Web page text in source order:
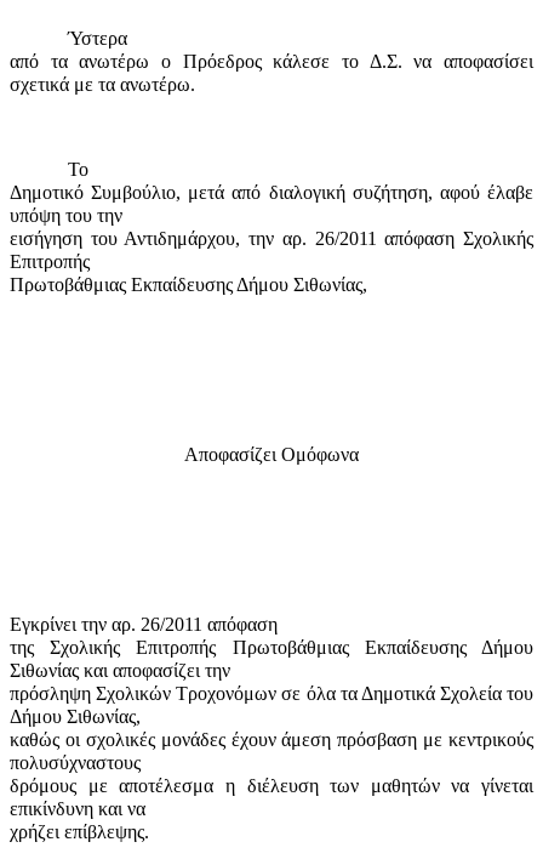
Ύστερα
από τα ανωτέρω ο Πρόεδρος κάλεσε το Δ.Σ. να αποφασίσει
σχετικά με τα ανωτέρω.
Το
Δημοτικό Συμβούλιο, μετά από διαλογική συζήτηση, αφού έλαβε
υπόψη του την
εισήγηση του Αντιδημάρχου, την αρ. 26/2011 απόφαση Σχολικής
Επιτροπής
Πρωτοβάθμιας Εκπαίδευσης Δήμου Σιθωνίας,
Αποφασίζει Ομόφωνα
Εγκρίνει την αρ. 26/2011 απόφαση
της Σχολικής Επιτροπής Πρωτοβάθμιας Εκπαίδευσης Δήμου
Σιθωνίας και αποφασίζει την
πρόσληψη Σχολικών Τροχονόμων σε όλα τα Δημοτικά Σχολεία του
Δήμου Σιθωνίας,
καθώς οι σχολικές μονάδες έχουν άμεση πρόσβαση με κεντρικούς
πολυσύχναστους
δρόμους με αποτέλεσμα η διέλευση των μαθητών να γίνεται
επικίνδυνη και να
χρήζει επίβλεψης.